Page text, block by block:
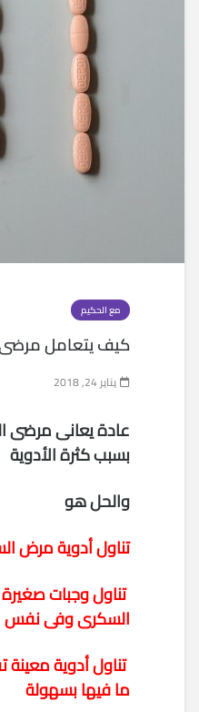
مع الحكيم
كيف يتعامل
يناير 24, 2018
عادة يعانى مرضى
بسبب كثرة الأدوية
والحل هو
تناول أدوية مرض
تناول وجبات
السكرى وفى نفس
تناول أدوية
ما فيها بسهولة